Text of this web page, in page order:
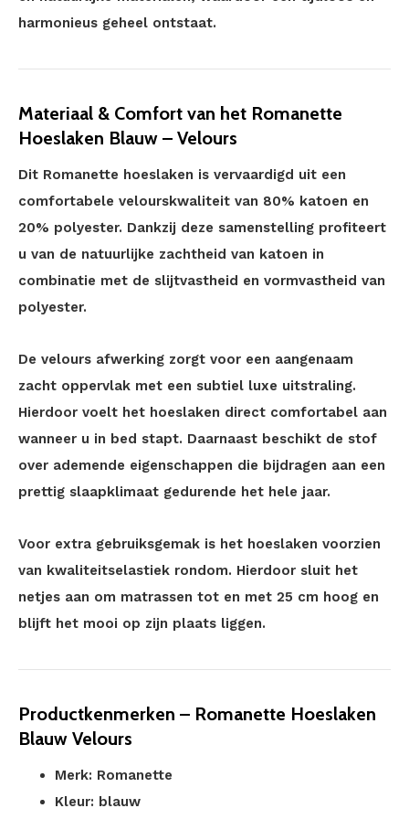
harmonieus geheel ontstaat.
Materiaal & Comfort van het Romanette
Hoeslaken Blauw – Velours
Dit Romanette hoeslaken is vervaardigd uit een
comfortabele velourskwaliteit van 80% katoen en
20% polyester. Dankzij deze samenstelling profiteert
u van de natuurlijke zachtheid van katoen in
combinatie met de slijtvastheid en vormvastheid van
polyester.
De velours afwerking zorgt voor een aangenaam
zacht oppervlak met een subtiel luxe uitstraling.
Hierdoor voelt het hoeslaken direct comfortabel aan
wanneer u in bed stapt. Daarnaast beschikt de stof
over ademende eigenschappen die bijdragen aan een
prettig slaapklimaat gedurende het hele jaar.
Voor extra gebruiksgemak is het hoeslaken voorzien
van kwaliteitselastiek rondom. Hierdoor sluit het
netjes aan om matrassen tot en met 25 cm hoog en
blijft het mooi op zijn plaats liggen.
Productkenmerken – Romanette Hoeslaken
Blauw Velours
Merk: Romanette
Kleur: blauw